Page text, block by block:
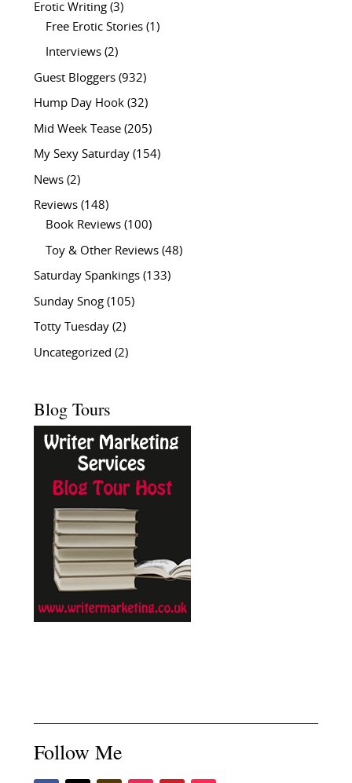
Erotic Writing(3)
Free Erotic Stories(1)
Interviews(2)
Guest Bloggers(932)
Hump Day Hook(32)
Mid Week Tease(205)
My Sexy Saturday(154)
News(2)
Reviews(148)
Book Reviews(100)
Toy & Other Reviews(48)
Saturday Spankings(133)
Sunday Snog(105)
Totty Tuesday(2)
Uncategorized (2)
Blog Tours
Follow Me